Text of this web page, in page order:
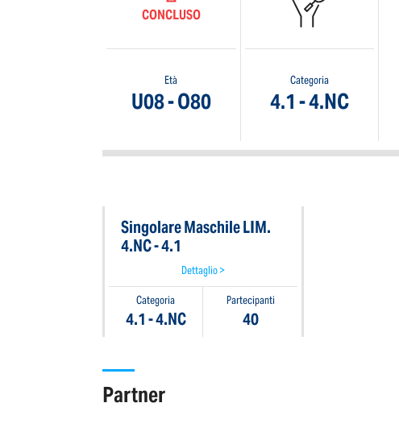
CONCLUSO
Età
U08 - O80
Categoria
4.1 - 4.NC
Singolare Maschile LIM.
4.NC - 4.1
Dettaglio >
Categoria
4.1 - 4.NC
Partecipanti
40
Partner